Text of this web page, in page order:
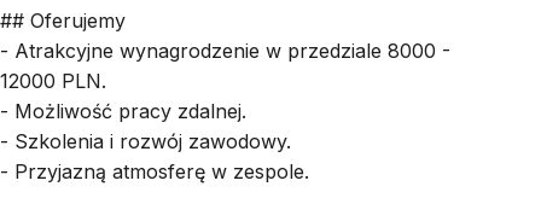
## Oferujemy
- Atrakcyjne wynagrodzenie w przedziale 8000 -
12000 PLN.
- Możliwość pracy zdalnej.
- Szkolenia i rozwój zawodowy.
- Przyjazną atmosferę w zespole.